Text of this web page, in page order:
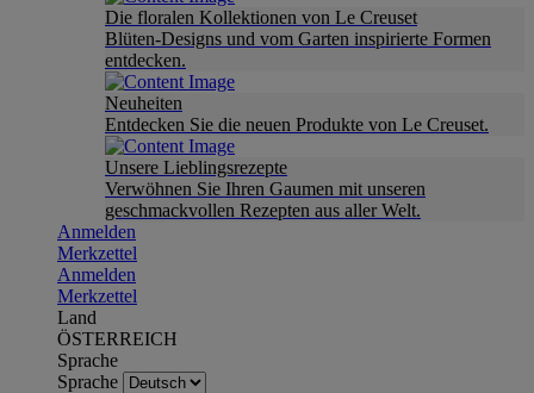
Die floralen Kollektionen von Le Creuset
Blüten-Designs und vom Garten inspirierte Formen
entdecken.
Neuheiten
Entdecken Sie die neuen Produkte von Le Creuset.
Unsere Lieblingsrezepte
Verwöhnen Sie Ihren Gaumen mit unseren
geschmackvollen Rezepten aus aller Welt.
Anmelden
Merkzettel
Anmelden
Merkzettel
Land
ÖSTERREICH
Sprache
Sprache